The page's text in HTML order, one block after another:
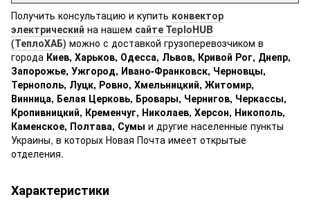
Получить консультацию и купить конвектор
электрический на нашем сайте TeploHUB
(ТеплоХАБ) можно с доставкой грузоперевозчиком в
города Киев, Харьков, Одесса, Львов, Кривой Рог, Днепр,
Запорожье, Ужгород, Ивано-Франковск, Черновцы,
Тернополь, Луцк, Ровно, Хмельницкий, Житомир,
Винница, Белая Церковь, Бровары, Чернигов, Черкассы,
Кропивницкий, Кременчуг, Николаев, Херсон, Никополь,
Каменское, Полтава, Сумы и другие населенные пункты
Украины, в которых Новая Почта имеет открытые
отделения.
Характеристики